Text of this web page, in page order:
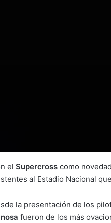
el Supercross como
al Estadio Nacional
la presentación de los
fueron de los más